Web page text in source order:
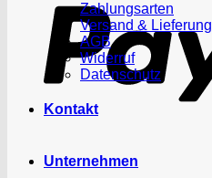
Zahlungsarten
Versand & Lieferung
AGB
Widerruf
Datenschutz
Kontakt
Unternehmen